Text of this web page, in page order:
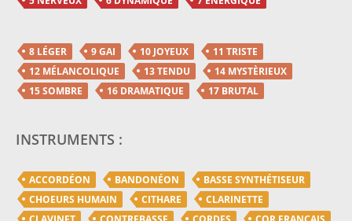
8 LÉGER 9 GAI 10 JOYEUX
11 TRISTE
12 MÉLANCOLIQUE
13 TENDU
14 MYSTÈRIEUX
15 SOMBRE
16 DRAMATIQUE 17 BRUTAL
INSTRUMENTS :
ACCORDÉON BANDONÉON
BASSE SYNTHÉTISEUR
CHOEURS HUMAIN
CITHARE
CLARINETTE